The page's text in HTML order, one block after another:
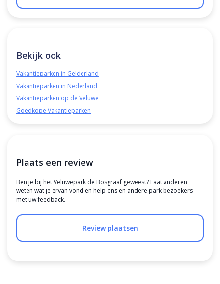
Bekijk ook
Vakantieparken in Gelderland
Vakantieparken in Nederland
Vakantieparken op de Veluwe
Goedkope Vakantieparken
Plaats een review
Ben je bij het Veluwepark de Bosgraaf geweest? Laat anderen
weten wat je ervan vond en help ons en andere park bezoekers
met uw feedback.
Review plaatsen